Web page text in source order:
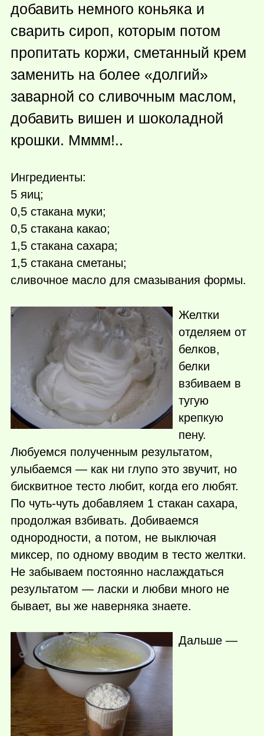
добавить немного коньяка и
сварить сироп, которым потом
пропитать коржи, сметанный крем
заменить на более «долгий»
заварной со сливочным маслом,
добавить вишен и шоколадной
крошки. Мммм!..
Ингредиенты:
5 яиц;
0,5 стакана муки;
0,5 стакана какао;
1,5 стакана сахара;
1,5 стакана сметаны;
сливочное масло для смазывания формы.
Желтки
отделяем от
белков,
белки
взбиваем в
тугую
крепкую
пену.
Любуемся полученным результатом,
улыбаемся — как ни глупо это звучит, но
бисквитное тесто любит, когда его любят.
По чуть-чуть добавляем 1 стакан сахара,
продолжая взбивать. Добиваемся
однородности, а потом, не выключая
миксер, по одному вводим в тесто желтки.
Не забываем постоянно наслаждаться
результатом — ласки и любви много не
бывает, вы же наверняка знаете.
Дальше —